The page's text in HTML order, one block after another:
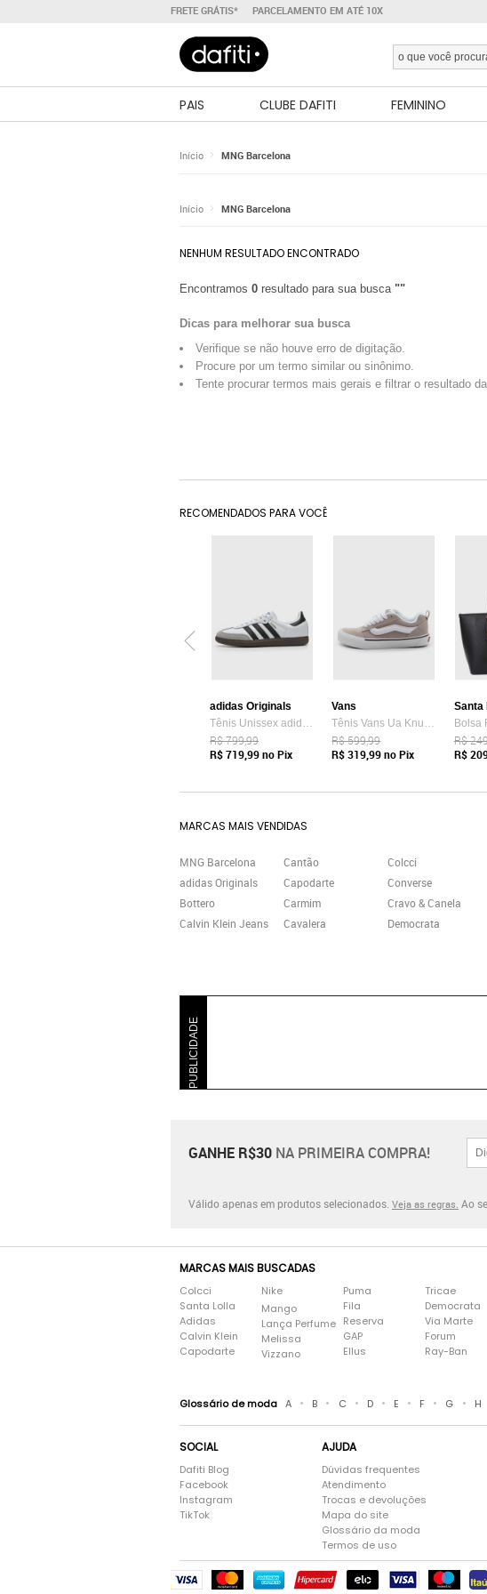
FRETE GRÁTIS* PARCELAMENTO EM ATÉ 10X
PAIS CLUBE DAFITI FEMININO
Início MNG Barcelona
Início MNG Barcelona
NENHUM RESULTADO ENCONTRADO
Encontramos 0 resultado para sua busca ""
Dicas para melhorar sua busca
Verifique se não houve erro de digitação.
Procure por um termo similar ou sinônimo.
Tente procurar termos mais gerais e filtrar o resultado
RECOMENDADOS PARA VOCÊ
adidas Originals
Tênis Unissex adidas Originals Samba OG Branco
R$ 799,99
R$ 719,99no Pix
Vans
Tênis Vans Ua Knu Skool Bege
R$ 599,99
R$ 319,99no Pix
Santa
R$
R$
MARCAS MAIS VENDIDAS
MNG Barcelona
adidas Originals
Bottero
Calvin Klein Jeans
Cantão
Capodarte
Carmim
Cavalera
Colcci
Converse
Cravo & Canela
Democrata
PUBLICIDADE
GANHE R$30 NA PRIMEIRA COMPRA!
Válido apenas em produtos selecionados. Veja as regras. Ao
MARCAS MAIS BUSCADAS
Colcci
Santa Lolla
Adidas
Calvin Klein
Capodarte
Nike
Mango
Lança Perfume
Melissa
Vizzano
Puma
Fila
Reserva
GAP
Ellus
Tricae
Democrata
Via Marte
Forum
Ray-Ban
Glossário de moda A • B • C • D • E • F • G • H
SOCIAL
Dafiti Blog
Facebook
Instagram
TikTok
AJUDA
Dúvidas frequentes
Atendimento
Trocas e devoluções
Mapa do site
Glossário da moda
Termos de uso